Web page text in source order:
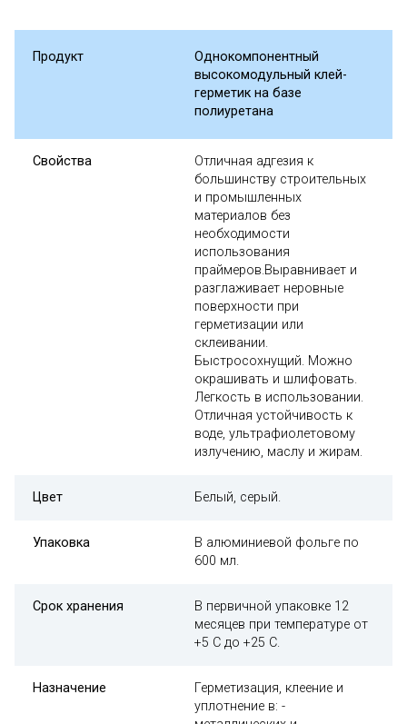
Продукт
Однокомпонентный
высокомодульный клей-
герметик на базе
полиуретана
Свойства
Отличная адгезия к
большинству строительных
и промышленных
материалов без
необходимости
использования
праймеров.Выравнивает и
разглаживает неровные
поверхности при
герметизации или
склеивании.
Быстросохнущий. Можно
окрашивать и шлифовать.
Легкость в использовании.
Отличная устойчивость к
воде, ультрафиолетовому
излучению, маслу и жирам.
Цвет Белый, серый.
Упаковка
В алюминиевой фольге по
600 мл.
Срок хранения
В первичной упаковке 12
месяцев при температуре от
+5 С до +25 С.
Назначение
Герметизация, клеение и
уплотнение в: -